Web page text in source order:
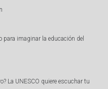
para imaginar la educación del
La UNESCO quiere escuchar tu